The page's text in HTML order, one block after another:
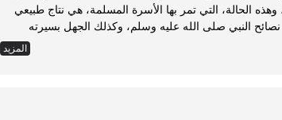
وهذه الحالة، التي تمر بها الأسرة المسلمة، هي نتاج طبيعي
النبي صلى الله عليه وسلم، وكذلك الجهل بسيرته
المزيد